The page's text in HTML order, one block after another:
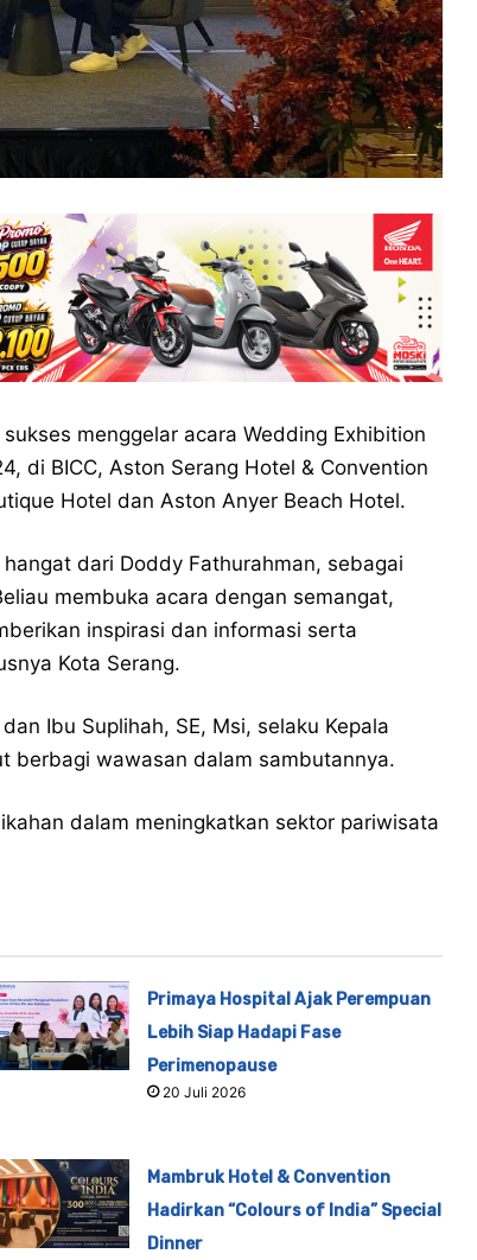
menggelar acara Wedding Exhibition
di BICC, Aston Serang Hotel & Convention
Hotel dan Aston Anyer Beach Hotel.
dari Doddy Fathurahman, sebagai
membuka acara dengan semangat,
inspirasi dan informasi serta
Kota Serang.
Ibu Suplihah, SE, Msi, selaku Kepala
berbagi wawasan dalam sambutannya.
dalam meningkatkan sektor pariwisata
Primaya Hospital Ajak Perempuan
Lebih Siap Hadapi Fase
Perimenopause
20 Juli 2026
Mambruk Hotel & Convention
Hadirkan “Colours of India” Special
Dinner